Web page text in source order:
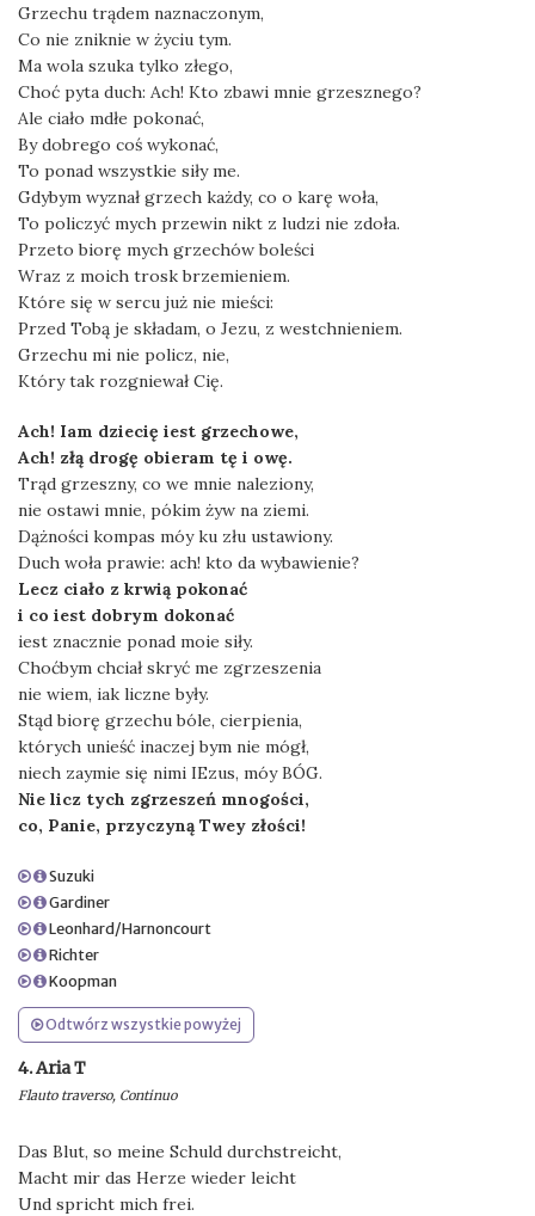
Grzechu trądem naznaczonym,
Co nie zniknie w życiu tym.
Ma wola szuka tylko złego,
Choć pyta duch: Ach! Kto zbawi mnie grzesznego?
Ale ciało mdłe pokonać,
By dobrego coś wykonać,
To ponad wszystkie siły me.
Gdybym wyznał grzech każdy, co o karę woła,
To policzyć mych przewin nikt z ludzi nie zdoła.
Przeto biorę mych grzechów boleści
Wraz z moich trosk brzemieniem.
Które się w sercu już nie mieści:
Przed Tobą je składam, o Jezu, z westchnieniem.
Grzechu mi nie policz, nie,
Który tak rozgniewał Cię.
Ach! Iam dziecię iest grzechowe,
Ach! złą drogę obieram tę i owę.
Trąd grzeszny, co we mnie naleziony,
nie ostawi mnie, pókim żyw na ziemi.
Dążności kompas móy ku złu ustawiony.
Duch woła prawie: ach! kto da wybawienie?
Lecz ciało z krwią pokonać
i co iest dobrym dokonać
iest znacznie ponad moie siły.
Choćbym chciał skryć me zgrzeszenia
nie wiem, iak liczne były.
Stąd biorę grzechu bóle, cierpienia,
których unieść inaczej bym nie mógł,
niech zaymie się nimi IEzus, móy BÓG.
Nie licz tych zgrzeszeń mnogości,
co, Panie, przyczyną Twey złości!
Suzuki
Gardiner
Leonhard/Harnoncourt
Richter
Koopman
Odtwórz wszystkie powyżej
4. Aria T
Flauto traverso, Continuo
Das Blut, so meine Schuld durchstreicht,
Macht mir das Herze wieder leicht
Und spricht mich frei.